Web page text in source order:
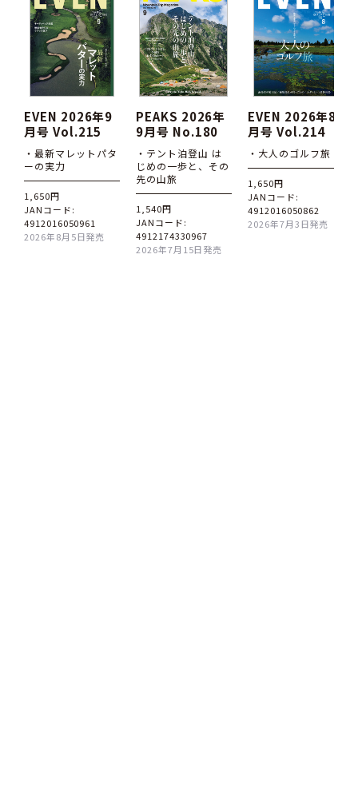
EVEN 2026年9
月号 Vol.215
・最新マレットパタ
ーの実力
1,650円
JANコード:
4912016050961
2026年8月5日発売
PEAKS 2026年
9月号 No.180
・テント泊登山 は
じめの一歩と、その
先の山旅
1,540円
JANコード:
4912174330967
2026年7月15日発売
EVEN 2026年8
月号 Vol.214
・大人のゴルフ旅
1,650円
JANコード:
4912016050862
2026年7月3日発売